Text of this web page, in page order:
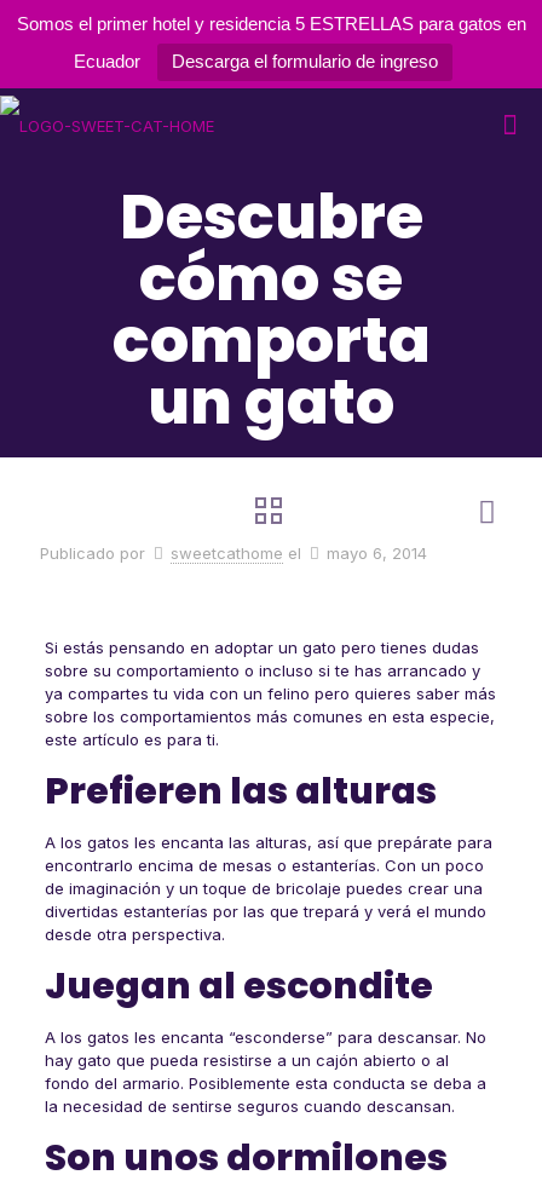
Somos el primer hotel y residencia 5 ESTRELLAS para gatos en
Ecuador
Descarga el formulario de ingreso
Descubre
cómo se
comporta
un gato
Publicado por sweetcathome el mayo 6, 2014
Si estás pensando en adoptar un gato pero tienes dudas
sobre su comportamiento o incluso si te has arrancado y
ya compartes tu vida con un felino pero quieres saber más
sobre los comportamientos más comunes en esta especie,
este artículo es para ti.
Prefieren las alturas
A los gatos les encanta las alturas, así que prepárate para
encontrarlo encima de mesas o estanterías. Con un poco
de imaginación y un toque de bricolaje puedes crear una
divertidas estanterías por las que trepará y verá el mundo
desde otra perspectiva.
Juegan al escondite
A los gatos les encanta “esconderse” para descansar. No
hay gato que pueda resistirse a un cajón abierto o al
fondo del armario. Posiblemente esta conducta se deba a
la necesidad de sentirse seguros cuando descansan.
Son unos dormilones